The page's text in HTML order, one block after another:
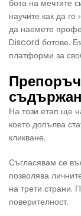
бота на мечтите
научите как да
да наемете
Discord ботове.
платформи за
На този етап ще
което допълва
кликване.
Съгласявам се
позволява
на трети страни.
поверителност.